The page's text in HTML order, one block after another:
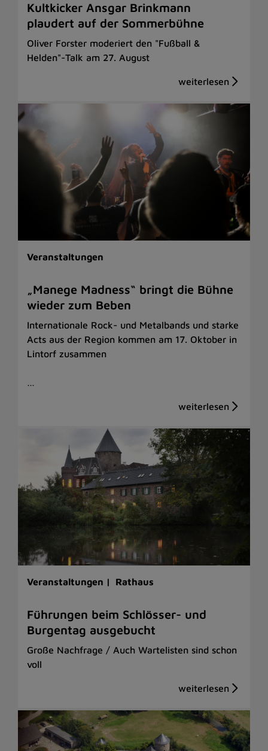
Kultkicker Ansgar Brinkmann
plaudert auf der Sommerbühne
Oliver Forster moderiert den "Fußball &
Helden"-Talk am 27. August
Veranstaltungen
„Manege Madness“ bringt die Bühne
wieder zum Beben
Internationale Rock- und Metalbands und starke
Acts aus der Region kommen am 17. Oktober in
Lintorf zusammen
…
Veranstaltungen | Rathaus
Führungen beim Schlösser- und
Burgentag ausgebucht
Große Nachfrage / Auch Wartelisten sind schon
voll